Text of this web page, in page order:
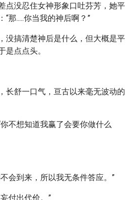
点没忍住女神形象口吐芬芳，她平
那.....你当我的神后啊？”
没搞清楚神后是什么，但大概是平
是点点头。
长舒一口气，亘古以来毫无波动的
不想知道我赢了会要你做什么
会到来，所以我无条件答应。”
付出代价。”